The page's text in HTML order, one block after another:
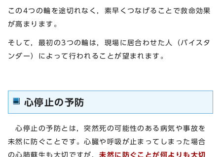
この4つの輪を途切れなく，素早くつなげることで救命効果
が高まります。
そして，最初の3つの輪は，現場に居合わせた人（バイスタ
ンダー）によって行われることが望まれます。
心停止の予防
心停止の予防とは，突然死の可能性のある病気や事故を
未然に防ぐことです。心臓や呼吸が止まってしまった場合
の心肺蘇生も大切ですが，未然に防ぐことが何よりも大切